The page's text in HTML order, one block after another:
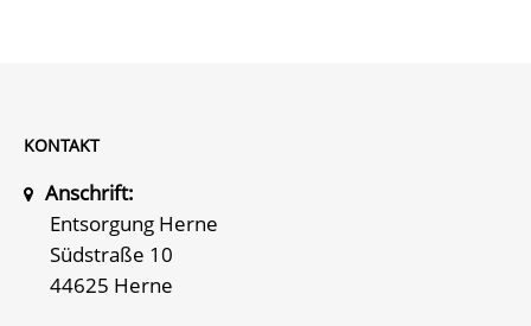
KONTAKT
Anschrift:
Entsorgung Herne
Südstraße 10
44625 Herne